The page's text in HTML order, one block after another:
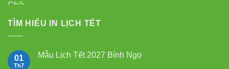
750.000₫.
TÌM HIỂU IN LỊCH TẾT
01
Th7
Mẫu Lịch Tết 2027 Bính Ngọ